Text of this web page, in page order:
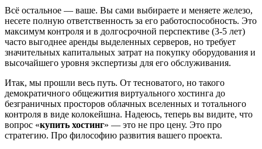
Всё остальное — ваше. Вы сами выбираете и меняете железо,
несете полную ответственность за его работоспособность. Это
максимум контроля и в долгосрочной перспективе (3-5 лет)
часто выгоднее аренды выделенных серверов, но требует
значительных капитальных затрат на покупку оборудования и
высочайшего уровня экспертизы для его обслуживания.
Итак, мы прошли весь путь. От тесноватого, но такого
демократичного общежития виртуального хостинга до
безграничных просторов облачных вселенных и тотального
контроля в виде колокейшна. Надеюсь, теперь вы видите, что
вопрос «купить хостинг» — это не про цену. Это про
стратегию. Про философию развития вашего проекта.